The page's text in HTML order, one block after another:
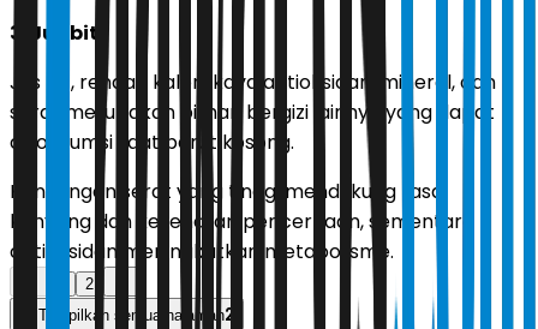
3. Jus bit
Jus bit, rendah kalori, kaya antioksidan, mineral, dan
serat merupakan pilihan bergizi lainnya yang dapat
dikonsumsi saat perut kosong.
Kandungan serat yang tinggi mendukung rasa
kenyang dan kesehatan pencernaan, sementara
antioksidan meningkatkan metabolisme.
2
Tampilkan semua halaman2